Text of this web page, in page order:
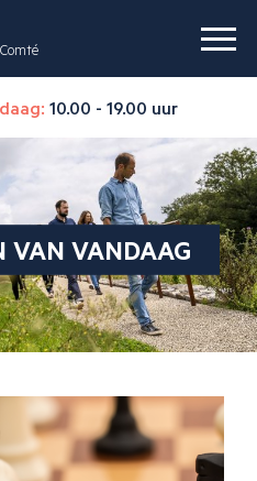
10.00 - 19.00 uur
VANDAAG